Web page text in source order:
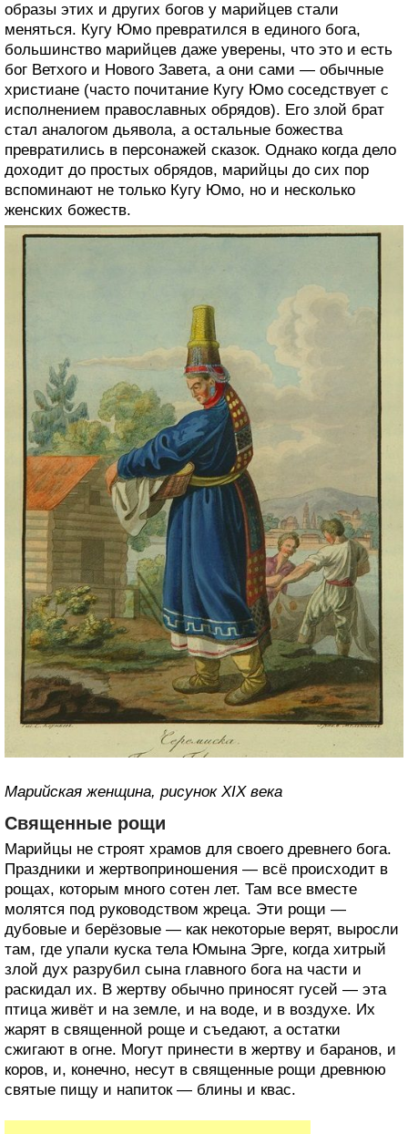
образы этих и других богов у марийцев стали
меняться. Кугу Юмо превратился в единого бога,
большинство марийцев даже уверены, что это и есть
бог Ветхого и Нового Завета, а они сами — обычные
христиане (часто почитание Кугу Юмо соседствует с
исполнением православных обрядов). Его злой брат
стал аналогом дьявола, а остальные божества
превратились в персонажей сказок. Однако когда дело
доходит до простых обрядов, марийцы до сих пор
вспоминают не только Кугу Юмо, но и несколько
женских божеств.
Марийская женщина, рисунок XIX века
Священные рощи
Марийцы не строят храмов для своего древнего бога.
Праздники и жертвоприношения — всё происходит в
рощах, которым много сотен лет. Там все вместе
молятся под руководством жреца. Эти рощи —
дубовые и берёзовые — как некоторые верят, выросли
там, где упали куска тела Юмына Эрге, когда хитрый
злой дух разрубил сына главного бога на части и
раскидал их. В жертву обычно приносят гусей — эта
птица живёт и на земле, и на воде, и в воздухе. Их
жарят в священной роще и съедают, а остатки
сжигают в огне. Могут принести в жертву и баранов, и
коров, и, конечно, несут в священные рощи древнюю
святые пищу и напиток — блины и квас.